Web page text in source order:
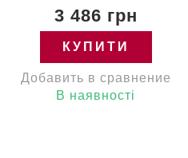
3 486 грн
КУПИТИ
Добавить в сравнение
В наявності